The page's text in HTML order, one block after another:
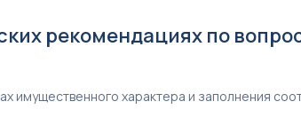
рекомендациях по
имущественного характера и заполнения